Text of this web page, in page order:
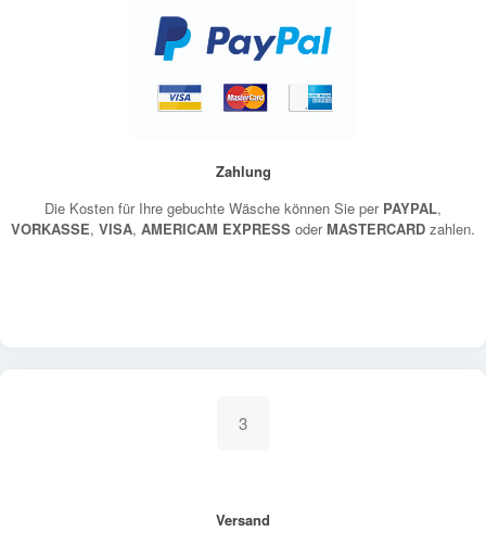
Zahlung
Die Kosten für Ihre gebuchte Wäsche können Sie per PAYPAL,
VORKASSE, VISA, AMERICAM EXPRESS oderMASTERCARD zahlen.
3
Versand